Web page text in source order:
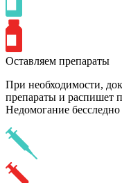
Оставляем препараты
При необходимости,
препараты и распишет
Недомогание бесследно